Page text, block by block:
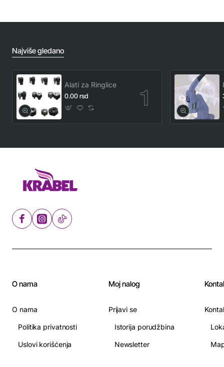
Najviše gledano
Alati za Ringlice
0.00 rsd
O nama
O nama
Politika privatnosti
Uslovi korišćenja
Moj nalog
Prijavi se
Istorija porudžbina
Newsletter